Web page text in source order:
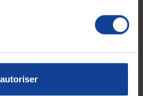
gaucher Queens
Homecraft